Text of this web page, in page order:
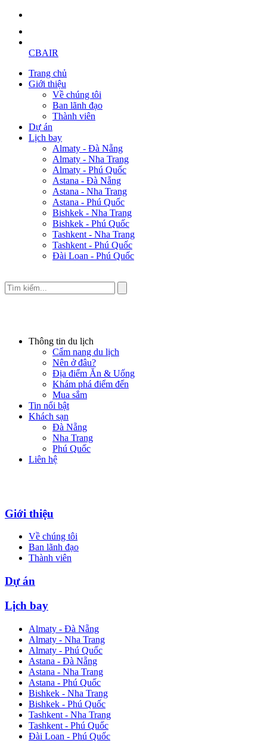
CBAIR
Trang chủ
Giới thiệu
Về chúng tôi
Ban lãnh đạo
Thành viên
Dự án
Lịch bay
Almaty - Đà Nẵng
Almaty - Nha Trang
Almaty - Phú Quốc
Astana - Đà Nẵng
Astana - Nha Trang
Astana - Phú Quốc
Bishkek - Nha Trang
Bishkek - Phú Quốc
Tashkent - Nha Trang
Tashkent - Phú Quốc
Đài Loan - Phú Quốc
Thông tin du lịch
Cẩm nang du lịch
Nên ở đâu?
Địa điểm Ăn & Uống
Khám phá điểm đến
Mua sắm
Tin nổi bật
Khách sạn
Đà Nẵng
Nha Trang
Phú Quốc
Liên hệ
Giới thiệu
Về chúng tôi
Ban lãnh đạo
Thành viên
Dự án
Lịch bay
Almaty - Đà Nẵng
Almaty - Nha Trang
Almaty - Phú Quốc
Astana - Đà Nẵng
Astana - Nha Trang
Astana - Phú Quốc
Bishkek - Nha Trang
Bishkek - Phú Quốc
Tashkent - Nha Trang
Tashkent - Phú Quốc
Đài Loan - Phú Quốc